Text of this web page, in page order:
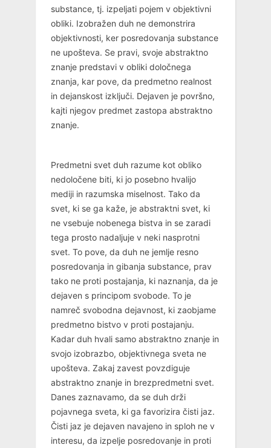
substance, tj. izpeljati pojem v objektivni
obliki. Izobražen duh ne demonstrira
objektivnosti, ker posredovanja substance
ne upošteva. Se pravi, svoje abstraktno
znanje predstavi v obliki določnega
znanja, kar pove, da predmetno realnost
in dejanskost izključi. Dejaven je površno,
kajti njegov predmet zastopa abstraktno
znanje.
Predmetni svet duh razume kot obliko
nedoločene biti, ki jo posebno hvalijo
mediji in razumska miselnost. Tako da
svet, ki se ga kaže, je abstraktni svet, ki
ne vsebuje nobenega bistva in se zaradi
tega prosto nadaljuje v neki nasprotni
svet. To pove, da duh ne jemlje resno
posredovanja in gibanja substance, prav
tako ne proti postajanja, ki naznanja, da je
dejaven s principom svobode. To je
namreč svobodna dejavnost, ki zaobjame
predmetno bistvo v proti postajanju.
Kadar duh hvali samo abstraktno znanje in
svojo izobrazbo, objektivnega sveta ne
upošteva. Zakaj zavest povzdiguje
abstraktno znanje in brezpredmetni svet.
Danes zaznavamo, da se duh drži
pojavnega sveta, ki ga favorizira čisti jaz.
Čisti jaz je dejaven navajeno in sploh ne v
interesu, da izpelje posredovanje in proti